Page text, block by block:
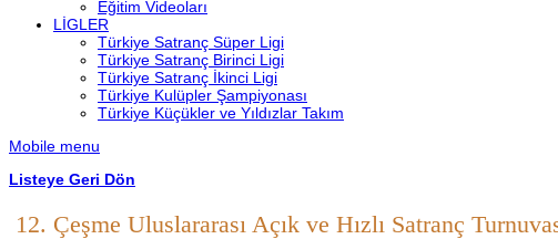
Eğitim Videoları
LİGLER
Türkiye Satranç Süper Ligi
Türkiye Satranç Birinci Ligi
Türkiye Satranç İkinci Ligi
Türkiye Kulüpler Şampiyonası
Türkiye Küçükler ve Yıldızlar Takım
Mobile menu
Listeye Geri Dön
12. Çeşme Uluslararası Açık ve Hızlı Satranç